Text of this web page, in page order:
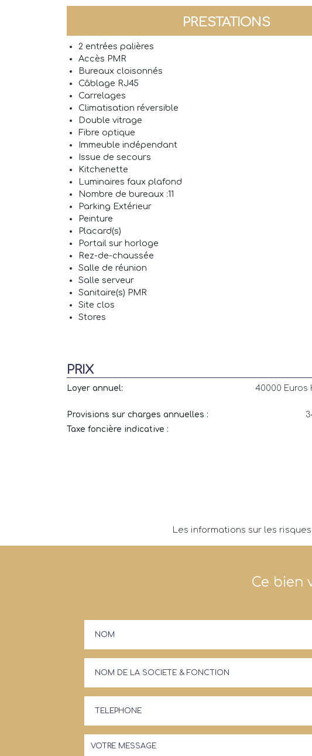
PRESTATIONS
2 entrées palières
Accès PMR
Bureaux cloisonnés
Câblage RJ45
Carrelages
Climatisation réversible
Double vitrage
Fibre optique
Immeuble indépendant
Issue de secours
Kitchenette
Luminaires faux plafond
Nombre de bureaux :11
Parking Extérieur
Peinture
Placard(s)
Portail sur horloge
Rez-de-chaussée
Salle de réunion
Salle serveur
Sanitaire(s) PMR
Site clos
Stores
PRIX
Loyer annuel:
40000 Euros
Provisions sur charges annuelles :
Taxe foncière indicative :
Les informations sur les
Ce bien